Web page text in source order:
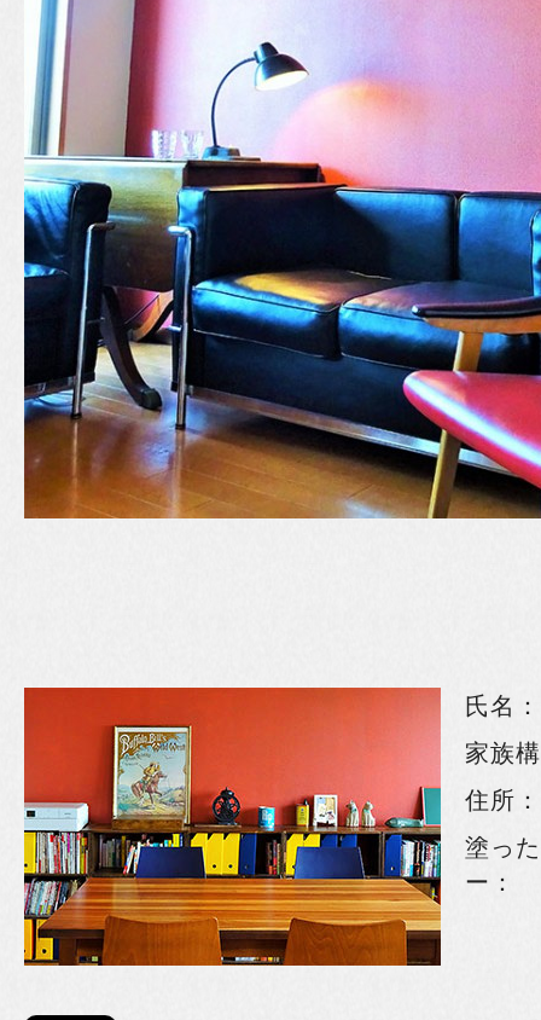
氏名：
家族
住所：
塗っ
ー：